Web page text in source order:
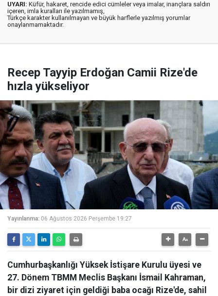
UYARI: Küfür, hakaret, rencide edici cümleler veya imalar, inançlara saldırı
içeren, imla kuralları ile yazılmamış,
Türkçe karakter kullanılmayan ve büyük harflerle yazılmış yorumlar
onaylanmamaktadır.
Recep Tayyip Erdoğan Camii Rize'de
hızla yükseliyor
Yayınlanma: 06 Ağustos 2026 Perşembe 19:27
Cumhurbaşkanlığı Yüksek İstişare Kurulu üyesi ve
27. Dönem TBMM Meclis Başkanı İsmail Kahraman,
bir dizi ziyaret için geldiği baba ocağı Rize'de, sahil